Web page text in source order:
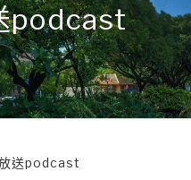
podcast
送podcast